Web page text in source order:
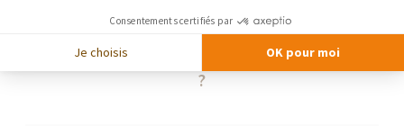
La Maison Des Travaux, comment ça marche
?
Consentements certifiés par
Je choisis OK pour moi